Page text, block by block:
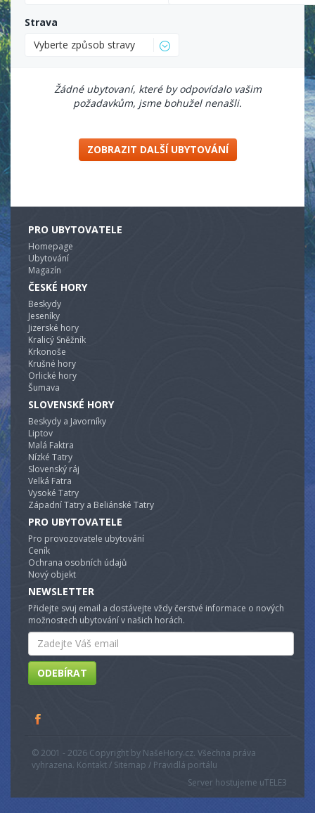
Strava
Vyberte způsob stravy
Žádné ubytovaní, které by odpovídalo vašim
požadavkům, jsme bohužel nenašli.
ZOBRAZIT DALŠÍ UBYTOVÁNÍ
PRO UBYTOVATELE
Homepage
Ubytování
Magazín
ČESKÉ HORY
Beskydy
Jeseníky
Jizerské hory
Kralicý Sněžník
Krkonoše
Krušné hory
Orlické hory
Šumava
SLOVENSKÉ HORY
Beskydy a Javorníky
Liptov
Malá Faktra
Nízké Tatry
Slovenský ráj
Velká Fatra
Vysoké Tatry
Západní Tatry a Beliánské Tatry
PRO UBYTOVATELE
Pro provozovatele ubytování
Ceník
Ochrana osobních údajů
Nový objekt
NEWSLETTER
Přidejte svuj email a dostávejte vždy čerstvé informace o nových
možnostech ubytování v našich horách.
Email
ODEBÍRAT
© 2001 - 2026 Copyright by NašeHory.cz. Všechna práva
vyhrazena. Kontakt / Sitemap / Pravidlá portálu
Server hostujeme uTELE3